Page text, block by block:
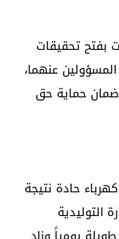
بفتح تحقيقات
عنهما،
حماية حق
حادة نتيجة
التوليدية